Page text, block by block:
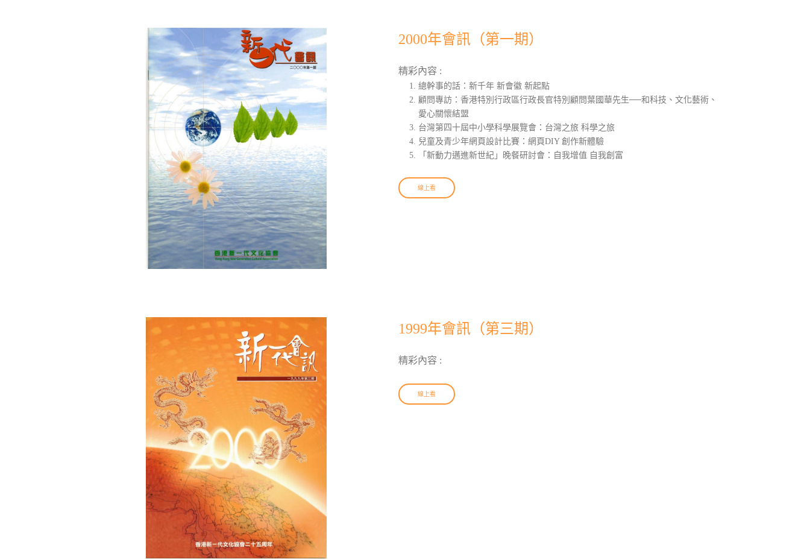
2000年會訊（第一期）
精彩內容 :
總幹事的話：新千年 新會徽 新起點
顧問專訪：香港特別行政區行政長官特別顧問葉國華先生──和科技、文化藝術、
愛心關懷結盟
台灣第四十屆中小學科學展覽會：台灣之旅 科學之旅
兒童及青少年網頁設計比賽：網頁DIY 創作新體驗
「新動力邁進新世紀」晚餐研討會：自我增值 自我創富
線上看
1999年會訊（第三期）
精彩內容 :
線上看